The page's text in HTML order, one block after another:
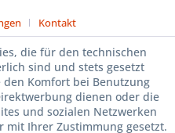
Kontakt
die für den technischen
sind und stets gesetzt
Komfort bei Benutzung
dienen oder die
und sozialen Netzwerken
mit Ihrer Zustimmung gesetzt.